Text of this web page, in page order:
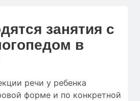
занятия с
в
речи у ребенка
форме и по конкретной